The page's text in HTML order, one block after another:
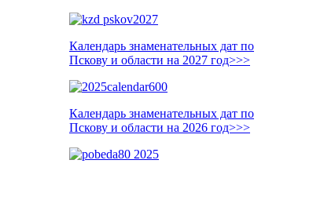
Календарь знаменательных дат по
Пскову и области на 2027 год>>>
Календарь знаменательных дат по
Пскову и области на 2026 год>>>